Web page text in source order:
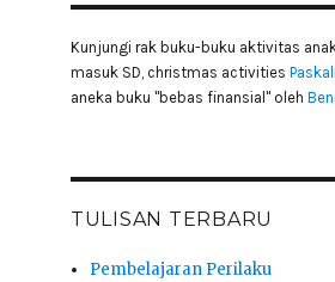
Kunjungi rak buku-buku aktivitas
masuk SD, christmas activities
aneka buku "bebas finansial" oleh
TULISAN TERBARU
Pembelajaran Perilaku